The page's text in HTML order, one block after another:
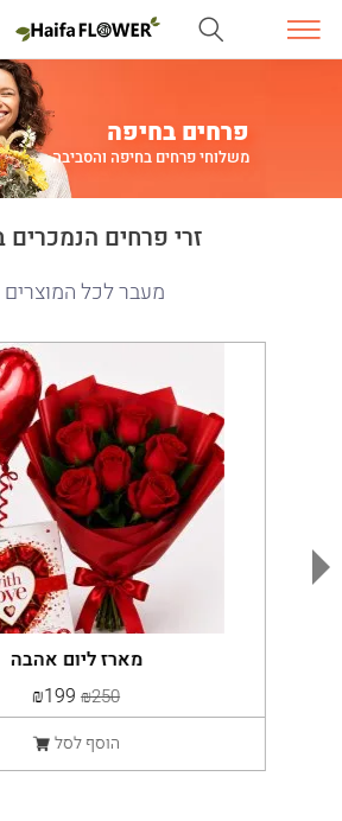
פרחים בחיפה
משלוחי פרחים בחיפה והסביבה
זרי פרחים הנמכרים
מעבר לכל המוצרים
מארז ליום אהבה
₪250
₪199
הוסף לסל